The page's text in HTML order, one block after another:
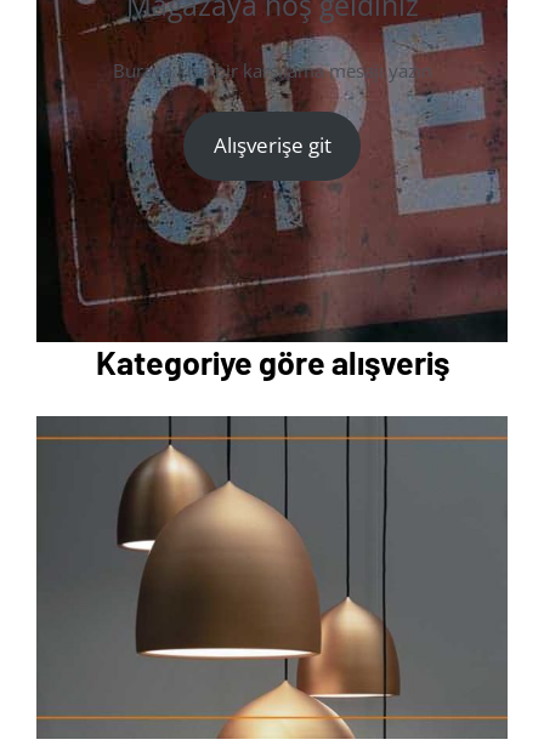
Buraya kısa bir karşılama mesajı yazın
Alışverişe git
Kategoriye göre alışveriş